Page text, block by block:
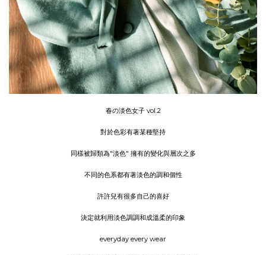
春の淡色女子 vol.2
對於色彩有著某種堅持
同樣被歸類為"淡色" 擁有的變化與層次之多
不同的色系都有著淡色的調和個性
許許兒有很多自己的喜好
決定就利用淡色調調和成溫柔的印象
everyday every wear